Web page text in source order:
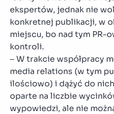
ekspertów, jednak nie
konkretnej publikacji, w
miejscu, bo nad tym PR-
kontroli.
– W trakcie współpracy
media relations (w tym
ilościowo) i dążyć do
oparte na liczbie
wypowiedzi, ale nie